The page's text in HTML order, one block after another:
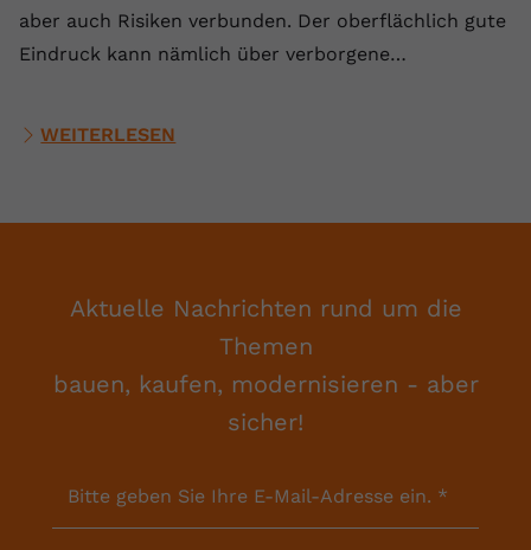
aber auch Risiken verbunden. Der oberflächlich gute
Eindruck kann nämlich über verborgene…
WEITERLESEN
Aktuelle Nachrichten rund um die
Themen
bauen, kaufen, modernisieren - aber
sicher!
Bitte geben Sie Ihre E-Mail-Adresse ein. *